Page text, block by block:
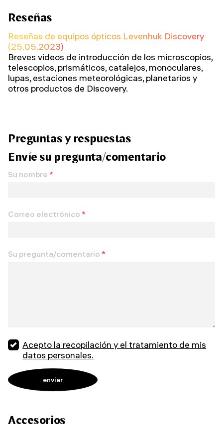
Reseñas
Reseñas de equipos ópticos Levenhuk Discovery
(25.05.2023)
Breves videos de introducción de los microscopios,
telescopios, prismáticos, catalejos, monoculares,
lupas, estaciones meteorológicas, planetarios y
otros productos de Discovery.
Preguntas y respuestas
Envíe su pregunta/comentario
Su nombre *
Correo electrónico *
Su pregunta/comentario *
Acepto la recopilación y el tratamiento de mis
datos personales.
Accesorios